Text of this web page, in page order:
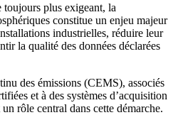
toujours plus exigeant, la
constitue un enjeu majeur
industrielles, réduire leur
la qualité des données déclarées
des émissions (CEMS), associés
et à des systèmes d’acquisition
rôle central dans cette démarche.